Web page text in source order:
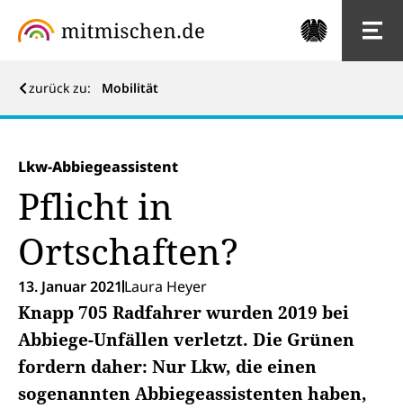
zurück zu: Mobilität
Lkw-Abbiegeassistent
Pflicht in
Ortschaften?
13. Januar 2021 Laura Heyer
Knapp 705 Radfahrer wurden 2019 bei
Abbiege-Unfällen verletzt. Die Grünen
fordern daher: Nur Lkw, die einen
sogenannten Abbiegeassistenten haben,